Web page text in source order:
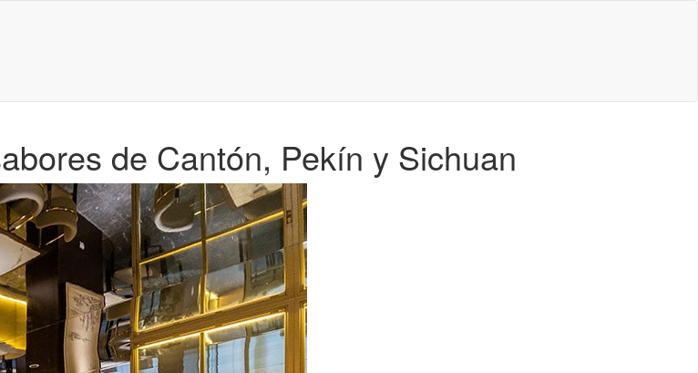
de Cantón, Pekín y Sichuan